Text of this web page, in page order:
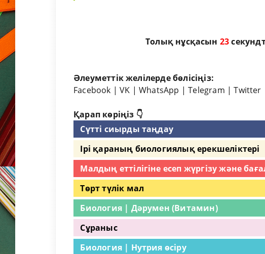
Толық нұсқасын 22
Әлеуметтік желілерде бөлісіңіз:
Facebook |VK |WhatsApp |Telegram |Twitter
Қарап көріңіз 👇
Сүтті сиырды таңдау
Ірі қараның биологиялық ерекшеліктері
Малдың еттілігіне есеп жүргізу және
Төрт түлік мал
Биология | Дәрумен (Витамин)
Сұраныс
Биология | Нутрия өсіру